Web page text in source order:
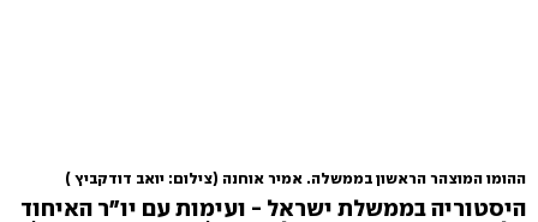
ההומו המוצהר הראשון בממשלה. אמיר אוחנה (צילום: יואב דודקביץ )
היסטוריה בממשלת ישראל - ועימות עם יו"ר האיחוד